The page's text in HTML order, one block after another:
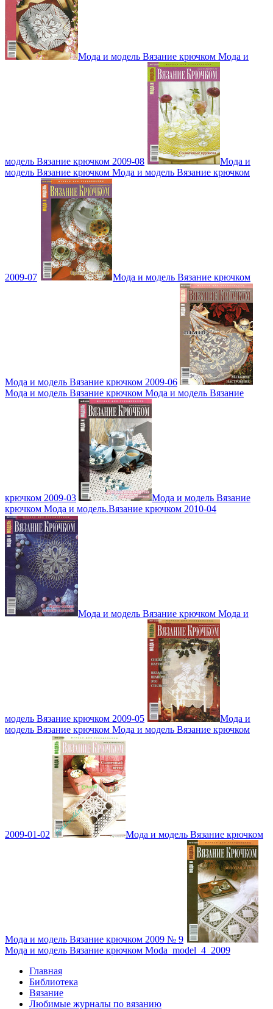
Мода и модель Вязание крючком Мода и
модель Вязание крючком 2009-08
Мода и
модель Вязание крючком Мода и модель Вязание крючком
2009-07 Мода и модель Вязание крючком
Мода и модель Вязание крючком 2009-06
Мода и модель Вязание крючком Мода и модель Вязание
крючком 2009-03
Мода и модель Вязание
крючком Мода и модель.Вязание крючком 2010-04
Мода и модель Вязание крючком Мода и
модель Вязание крючком 2009-05
Мода и
модель Вязание крючком Мода и модель Вязание крючком
2009-01-02 Мода и модель Вязание крючком
Мода и модель Вязание крючком 2009 № 9
Мода и модель Вязание крючком Moda_model_4_2009
Главная
Библиотека
Вязание
Любимые журналы по вязанию